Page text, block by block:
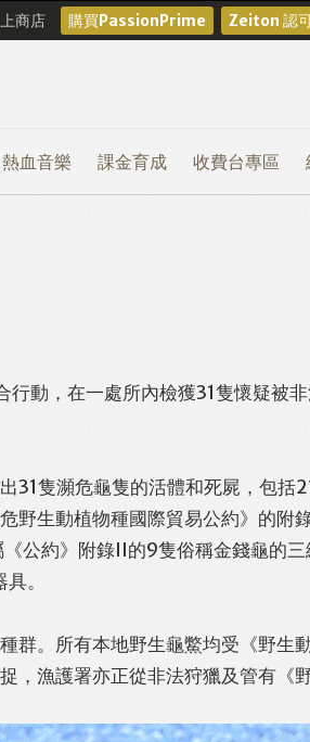
商店 購買PassionPrime Zeiton 認
熱血音樂 課金育成 收費台專區
動，在一處所內檢獲31隻懷疑被
31隻瀕危龜隻的活體和死屍，包括
生動植物種國際貿易公約》的附
公約》附錄II的9隻俗稱金錢龜的
。
群。所有本地野生龜鱉均受《野生
，漁護署亦正從非法狩獵及管有《